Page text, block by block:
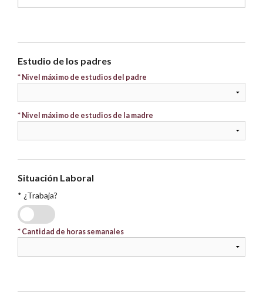
Estudio de los padres
* Nivel máximo de estudios del padre
* Nivel máximo de estudios de la madre
Situación Laboral
* ¿Trabaja?
NO
* Cantidad de horas semanales